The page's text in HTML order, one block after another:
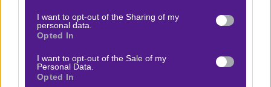
not limited to your visit or usage behaviour. You may click to
grant or deny consent to Google and its third-party tags to
use your data for below specified purposes in below Google
consent section.
I want to opt-out of the Sharing of my
personal data.
Opted In
I want to opt-out of the Sale of my
Personal Data.
Opted In
Στρασβούργο με δύο νίκες, ούσα οριακά καλύτερη.
Καταπίνουν πολλά χιλιόμετρα
Αμιγώςστοιχηματικά
, αξίζει να κοιτάξουμε -τυπικά-